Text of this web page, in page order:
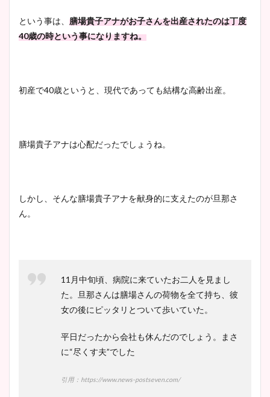
調査！
まとめ！足も美脚でカップも
まとめた！
という事は、 膳場貴子アナがお子さんを出産されたのは丁度
40歳の時という事になりますね。
初産で40歳というと、現代であっても結構な高齢出産。
膳場貴子アナは心配だったでしょうね。
しかし、そんな膳場貴子アナを献身的に支えたのが旦那さ
ん。
11月中旬頃、病院に来ていたお二人を見まし
た。旦那さんは膳場さんの荷物を全て持ち、彼
女の後にピッタリとついて歩いていた。
平日だったから会社も休んだのでしょう。まさ
に“尽くす夫”でした
引用：https://www.news-postseven.com/